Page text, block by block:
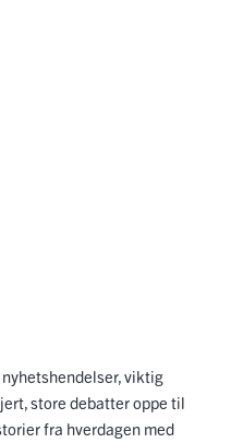
viktig
store debatter oppe til
fra hverdagen med